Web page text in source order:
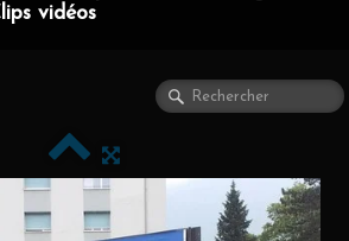
vidéos